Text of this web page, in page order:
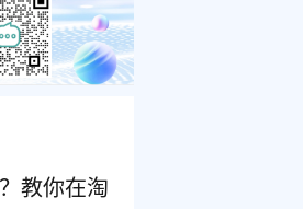
教你在淘